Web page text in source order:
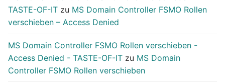
TASTE-OF-IT zu MS Domain Controller FSMO Rollen
verschieben – Access Denied
MS Domain Controller FSMO Rollen verschieben -
Access Denied - TASTE-OF-IT zu MS Domain
Controller FSMO Rollen verschieben